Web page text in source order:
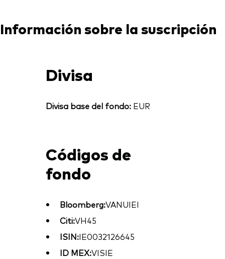
Información sobre la suscripción
Divisa
Divisa base del fondo:EUR
Códigos de
fondo
Bloomberg:VANUIEI
Citi:VH45
ISIN:IE0032126645
ID MEX:VISIE